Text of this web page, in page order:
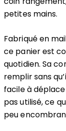
petites mains.
Fabriqué en
ce panier est
quotidien. Sa
remplir sans
facile à
pas utilisé, ce
peu